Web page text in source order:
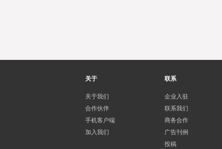
关于
关于我们
合作伙伴
手机客户端
加入我们
联系
企业入驻
联系我们
商务合作
广告刊例
投稿